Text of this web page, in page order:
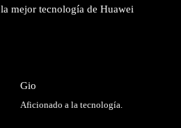
mejor tecnología de Huawei
Gio
Aficionado a la tecnología.